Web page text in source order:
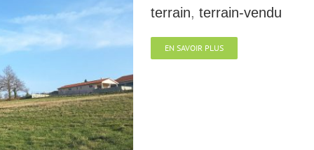
terrain, terrain-vendu
EN SAVOIR PLUS